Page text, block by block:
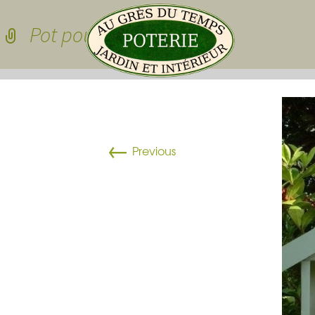
Pots de jardin
Pots de jardin
Pots à
Pots pour
dessous de pot
Pots pour
Pot pour auricule
← Previous